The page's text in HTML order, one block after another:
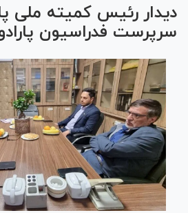
دیدار رئیس کمیته ملی
سرپرست فدراسیون